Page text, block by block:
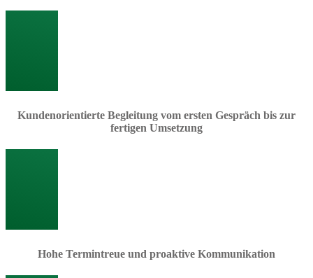
Kundenorientierte Begleitung vom ersten Gespräch bis zur
fertigen Umsetzung
Hohe Termintreue und proaktive Kommunikation